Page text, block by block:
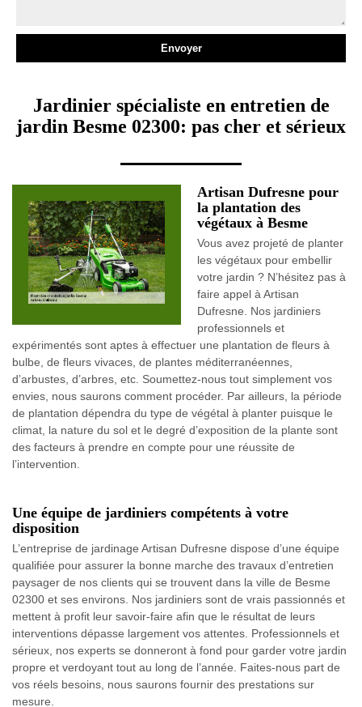
Jardinier spécialiste en entretien de
jardin Besme 02300: pas cher et sérieux
Artisan Dufresne pour
la plantation des
végétaux à Besme
Vous avez projeté de planter
les végétaux pour embellir
votre jardin ? N’hésitez pas à
faire appel à Artisan
Dufresne. Nos jardiniers
professionnels et
expérimentés sont aptes à effectuer une plantation de fleurs à
bulbe, de fleurs vivaces, de plantes méditerranéennes,
d’arbustes, d’arbres, etc. Soumettez-nous tout simplement vos
envies, nous saurons comment procéder. Par ailleurs, la période
de plantation dépendra du type de végétal à planter puisque le
climat, la nature du sol et le degré d’exposition de la plante sont
des facteurs à prendre en compte pour une réussite de
l’intervention.
Une équipe de jardiniers compétents à votre
disposition
L’entreprise de jardinage Artisan Dufresne dispose d’une équipe
qualifiée pour assurer la bonne marche des travaux d’entretien
paysager de nos clients qui se trouvent dans la ville de Besme
02300 et ses environs. Nos jardiniers sont de vrais passionnés et
mettent à profit leur savoir-faire afin que le résultat de leurs
interventions dépasse largement vos attentes. Professionnels et
sérieux, nos experts se donneront à fond pour garder votre jardin
propre et verdoyant tout au long de l’année. Faites-nous part de
vos réels besoins, nous saurons fournir des prestations sur
mesure.